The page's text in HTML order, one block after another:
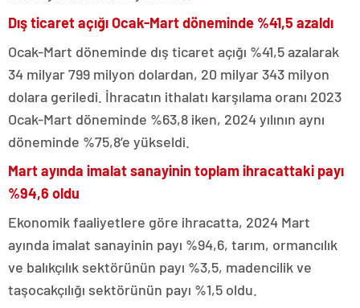
Dış ticaret açığı Ocak-Mart döneminde %41,5 azaldı
Ocak-Mart döneminde dış ticaret açığı %41,5 azalarak
34 milyar 799 milyon dolardan, 20 milyar 343 milyon
dolara geriledi. İhracatın ithalatı karşılama oranı 2023
Ocak-Mart döneminde %63,8 iken, 2024 yılının aynı
döneminde %75,8’e yükseldi.
Mart ayında imalat sanayinin toplam ihracattaki payı
%94,6 oldu
Ekonomik faaliyetlere göre ihracatta, 2024 Mart
ayında imalat sanayinin payı %94,6, tarım, ormancılık
ve balıkçılık sektörünün payı %3,5, madencilik ve
taşocakçılığı sektörünün payı %1,5 oldu.